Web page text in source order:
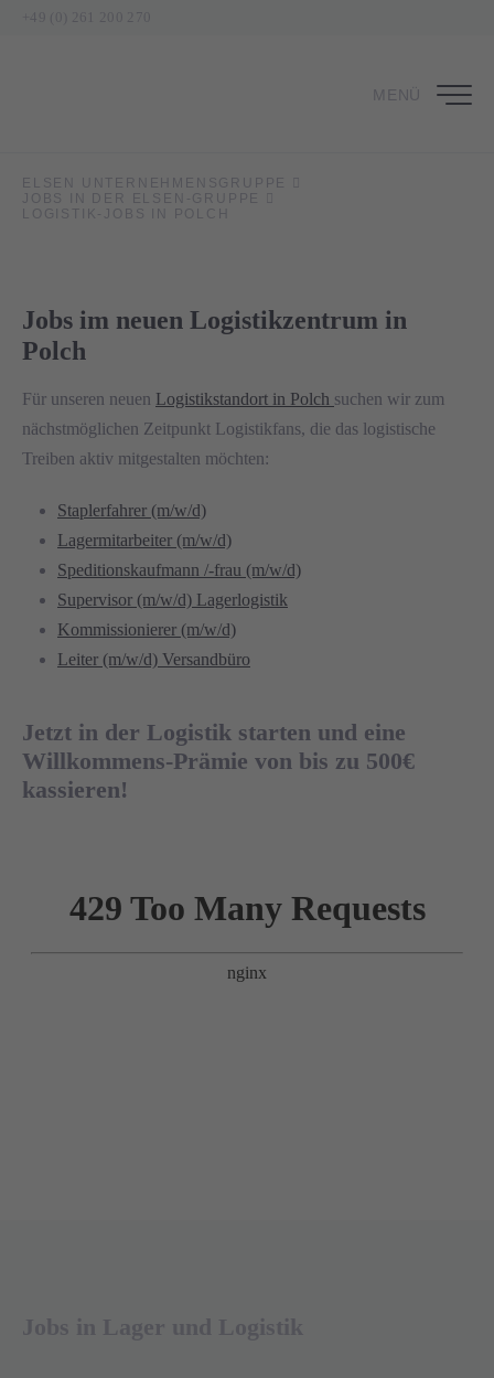
MENÜ
ELSEN UNTERNEHMENSGRUPPE
JOBS IN DER ELSEN-GRUPPE
LOGISTIK-JOBS IN POLCH
Jobs im neuen Logistikzentrum in
Polch
Für unseren neuen Logistikstandort in Polch suchen wir zum
nächstmöglichen Zeitpunkt Logistikfans, die das logistische
Treiben aktiv mitgestalten möchten:
Staplerfahrer (m/w/d)
Lagermitarbeiter (m/w/d)
Speditionskaufmann /-frau (m/w/d)
Supervisor (m/w/d) Lagerlogistik
Kommissionierer (m/w/d)
Leiter (m/w/d) Versandbüro
Jetzt in der Logistik starten und eine
Willkommens-Prämie von bis zu 500€
kassieren!